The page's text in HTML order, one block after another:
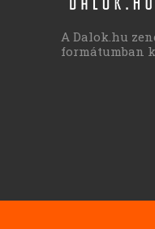
A Dalok.hu
formátumban